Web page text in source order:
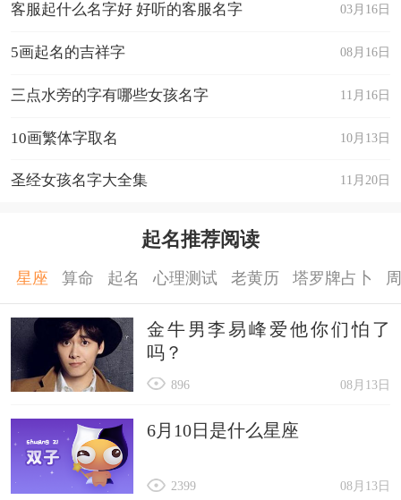
03月16日
客服起什么名字好 好听的客服名字
08月16日
5画起名的吉祥字
11月16日
三点水旁的字有哪些女孩名字
10月13日
10画繁体字取名
11月20日
圣经女孩名字大全集
起名推荐阅读
星座 算命 起名 心理测试 老黄历 塔罗牌占卜
金牛男李易峰爱他你们怕了
吗？
08月13日
896
6月10日是什么星座
08月13日
2399